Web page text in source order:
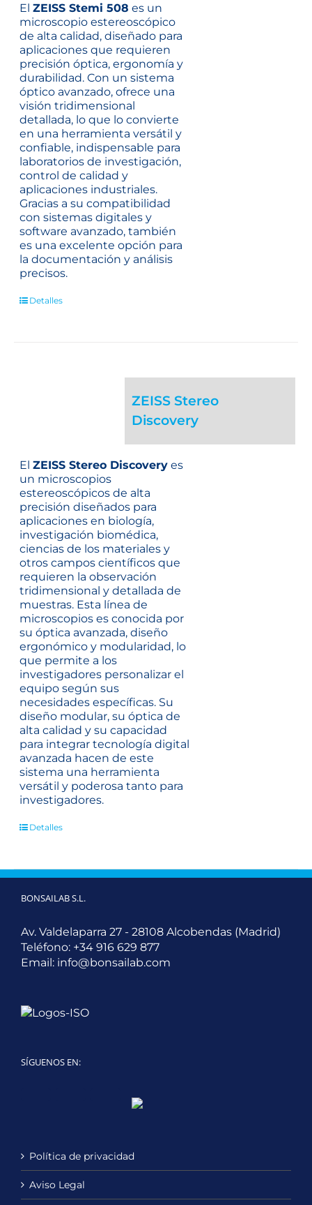
ElZEISS Stemi 508 es un
microscopio estereoscópico
de alta calidad, diseñado para
aplicaciones que requieren
precisión óptica, ergonomía y
durabilidad. Con un sistema
óptico avanzado, ofrece una
visión tridimensional
detallada, lo que lo convierte
en una herramienta versátil y
confiable, indispensable para
laboratorios de investigación,
control de calidad y
aplicaciones industriales.
Gracias a su compatibilidad
con sistemas digitales y
software avanzado, también
es una excelente opción para
la documentación y análisis
precisos.
Detalles
ZEISS Stereo
Discovery
ElZEISS Stereo Discovery es
un microscopios
estereoscópicos de alta
precisión diseñados para
aplicaciones en biología,
investigación biomédica,
ciencias de los materiales y
otros campos científicos que
requieren la observación
tridimensional y detallada de
muestras. Esta línea de
microscopios es conocida por
su óptica avanzada, diseño
ergonómico y modularidad, lo
que permite a los
investigadores personalizar el
equipo según sus
necesidades específicas. Su
diseño modular, su óptica de
alta calidad y su capacidad
para integrar tecnología digital
avanzada hacen de este
sistema una herramienta
versátil y poderosa tanto para
investigadores.
Detalles
BONSAILAB S.L.
Av. Valdelaparra 27 - 28108 Alcobendas (Madrid)
Teléfono: +34 916 629 877
Email: info@bonsailab.com
SÍGUENOS EN:
LinkedInYouTube
Política de privacidad
Aviso Legal